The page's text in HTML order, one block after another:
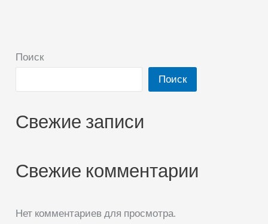
Поиск
Поиск
Свежие записи
Свежие комментарии
Нет комментариев для просмотра.